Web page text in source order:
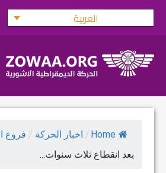
Skip
العربية
Home
/ اخبار الحركة / فروع
بعد انقطاع ثلاث سنوات...